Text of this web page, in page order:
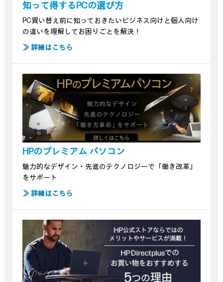
知って得するPCの選び方
PC買い替え前に知っておきたいビジネス向けと個人向け
の違いを理解してお困りごとを解決！
≫ 詳細はこちら
HPのプレミアム パソコン
魅力的なデザイン・先進のテクノロジーで「働き改革」
をサポート
≫ 詳細はこちら